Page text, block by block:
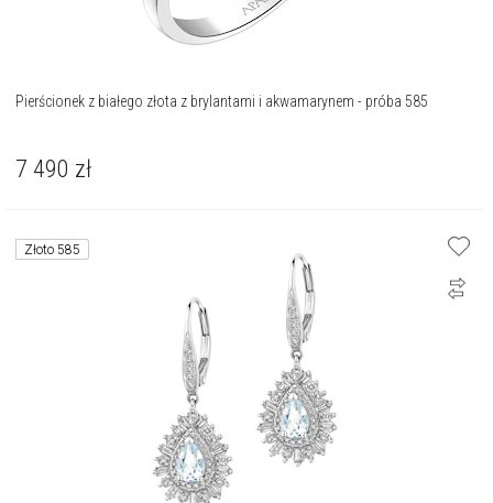
Pierścionek z białego złota z brylantami i akwamarynem - próba 585
7 490 zł
Złoto 585